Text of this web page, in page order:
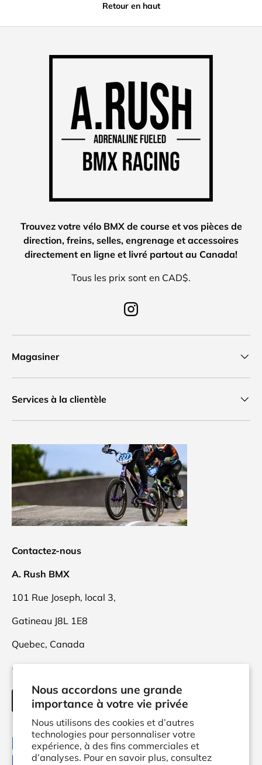
Nous accordons une grande
importance à votre vie privée
Nous utilisons des cookies et d’autres
technologies pour personnaliser votre
expérience, à des fins commerciales et
d’analyses. Pour en savoir plus, consultez
Retour en haut
Trouvez votre vélo BMX de course et vos pièces de
direction, freins, selles, engrenage et accessoires
directement en ligne et livré partout au Canada!
Tous les prix sont en CAD$.
Instagram
Magasiner
Services à la clientèle
Contactez-nous
A. Rush BMX
101 Rue Joseph, local 3,
Gatineau J8L 1E8
Quebec, Canada
(873)416-9470
INFO@ARUSH.CA
Moyens de paiement acceptés